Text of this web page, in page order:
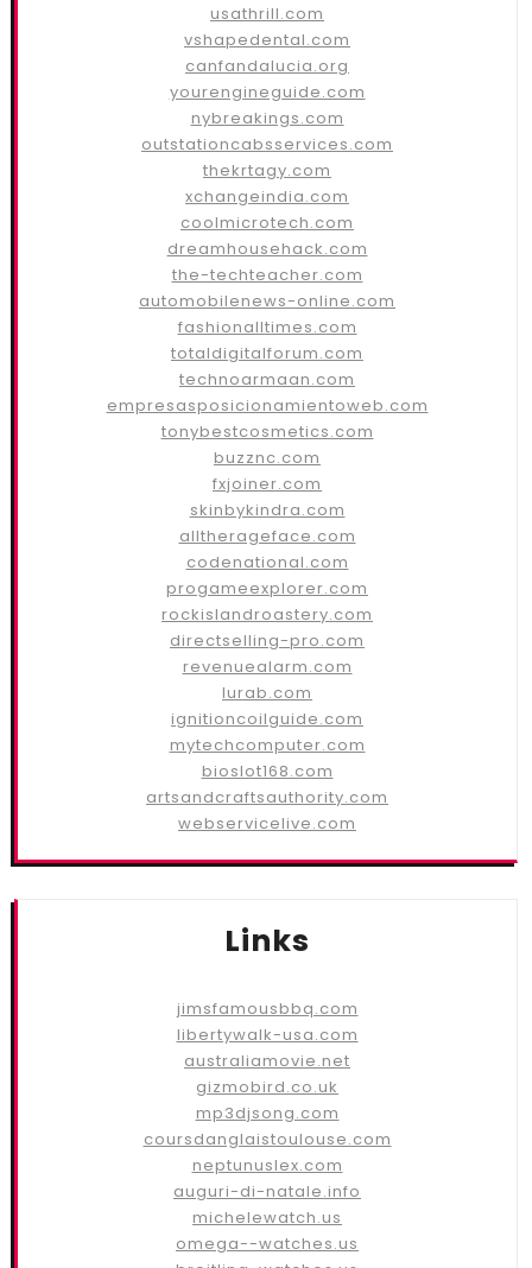
usathrill.com
vshapedental.com
canfandalucia.org
yourengineguide.com
nybreakings.com
outstationcabsservices.com
thekrtagy.com
xchangeindia.com
coolmicrotech.com
dreamhousehack.com
the-techteacher.com
automobilenews-online.com
fashionalltimes.com
totaldigitalforum.com
technoarmaan.com
empresasposicionamientoweb.com
tonybestcosmetics.com
buzznc.com
fxjoiner.com
skinbykindra.com
alltherageface.com
codenational.com
progameexplorer.com
rockislandroastery.com
directselling-pro.com
revenuealarm.com
lurab.com
ignitioncoilguide.com
mytechcomputer.com
bioslot168.com
artsandcraftsauthority.com
webservicelive.com
Links
jimsfamousbbq.com
libertywalk-usa.com
australiamovie.net
gizmobird.co.uk
mp3djsong.com
coursdanglaistoulouse.com
neptunuslex.com
auguri-di-natale.info
michelewatch.us
omega--watches.us